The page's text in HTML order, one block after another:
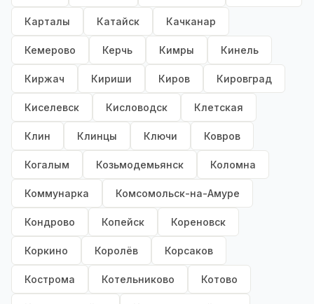
Карталы Катайск Качканар
Кемерово Керчь Кимры Кинель
Киржач Кириши Киров Кировград
Киселевск Кисловодск Клетская
Клин Клинцы Ключи Ковров
Когалым Козьмодемьянск Коломна
Коммунарка Комсомольск-на-Амуре
Кондрово Копейск Кореновск
Коркино Королёв Корсаков
Кострома Котельниково Котово